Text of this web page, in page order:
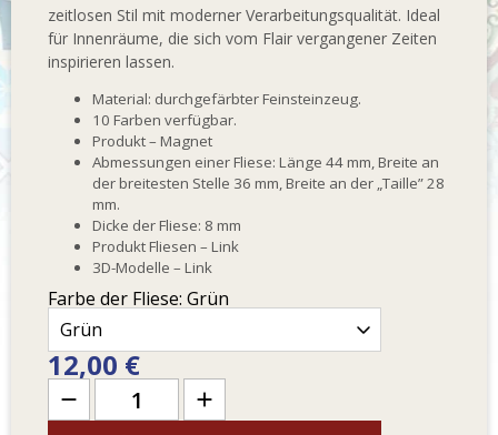
zeitlosen Stil mit moderner Verarbeitungsqualität. Ideal
für Innenräume, die sich vom Flair vergangener Zeiten
inspirieren lassen.
Material: durchgefärbter Feinsteinzeug.
10 Farben verfügbar.
Produkt – Magnet
Abmessungen einer Fliese: Länge 44 mm, Breite an
der breitesten Stelle 36 mm, Breite an der „Taille” 28
mm.
Dicke der Fliese: 8 mm
Produkt Fliesen –Link
3D-Modelle –Link
Farbe der Fliese:Grün
12,00 €